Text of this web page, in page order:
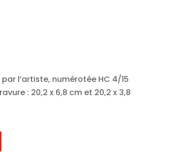
l’artiste, numérotée HC 4/15
: 20,2 x 6,8 cm et 20,2 x 3,8